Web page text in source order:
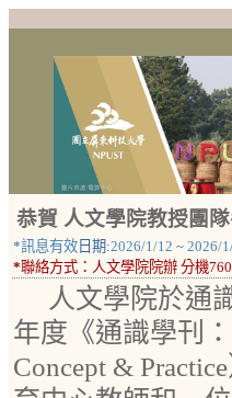
恭賀 人文學院教授團
*訊息有效 日期:2026/1/12 ~ 2026/
*聯絡方式： 人文學院院辦 分機
人文學院於通
年度《通識學刊
Concept &